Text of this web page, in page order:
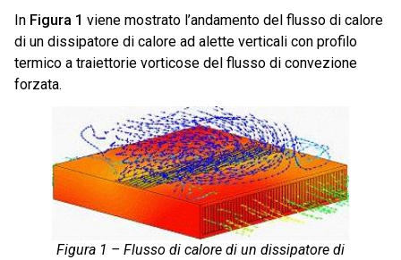
In Figura 1 viene mostrato l’andamento del flusso di calore
di un dissipatore di calore ad alette verticali con profilo
termico a traiettorie vorticose del flusso di convezione
forzata.
Figura 1 – Flusso di calore di un dissipatore di